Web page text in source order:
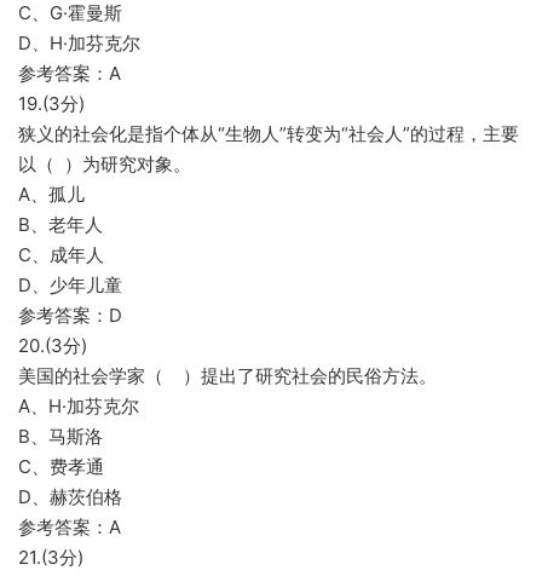
C、G·霍曼斯
D、H·加芬克尔
参考答案：A
19.(3分)
狭义的社会化是指个体从“生物人”转变为“社会人”的过程，主要
以（ ）为研究对象。
A、孤儿
B、老年人
C、成年人
D、少年儿童
参考答案：D
20.(3分)
美国的社会学家（ ）提出了研究社会的民俗方法。
A、H·加芬克尔
B、马斯洛
C、费孝通
D、赫茨伯格
参考答案：A
21.(3分)